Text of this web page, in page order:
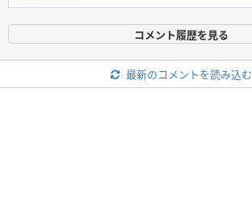
コメント履歴を見る
最新のコメントを読み込む